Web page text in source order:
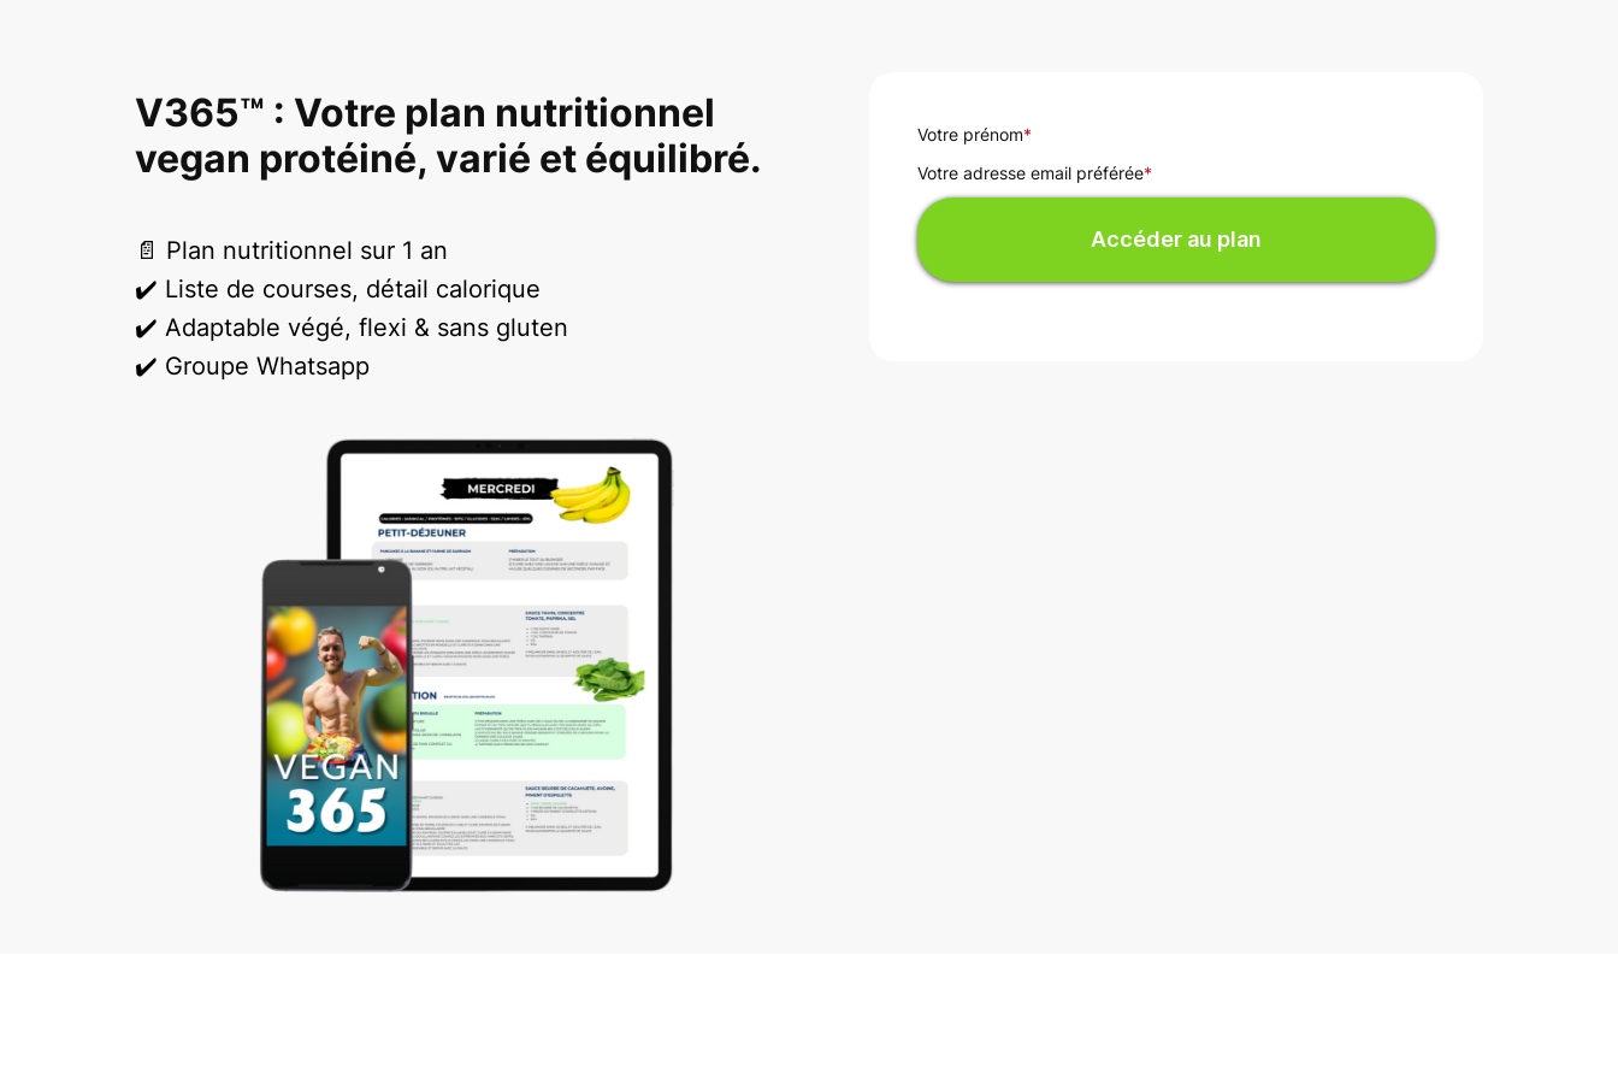
V365™ : Votre plan nutritionnel
vegan protéiné, varié et équilibré.
📄 Plan nutritionnel sur 1 an
✔️ Liste de courses, détail calorique
✔️ Adaptable végé, flexi & sans gluten
✔️ Groupe Whatsapp
Votre prénom*
Votre adresse email préférée*
Accéder au plan